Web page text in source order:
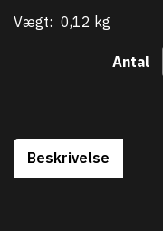
Vægt: 0,12 kg
Antal
Beskrivelse